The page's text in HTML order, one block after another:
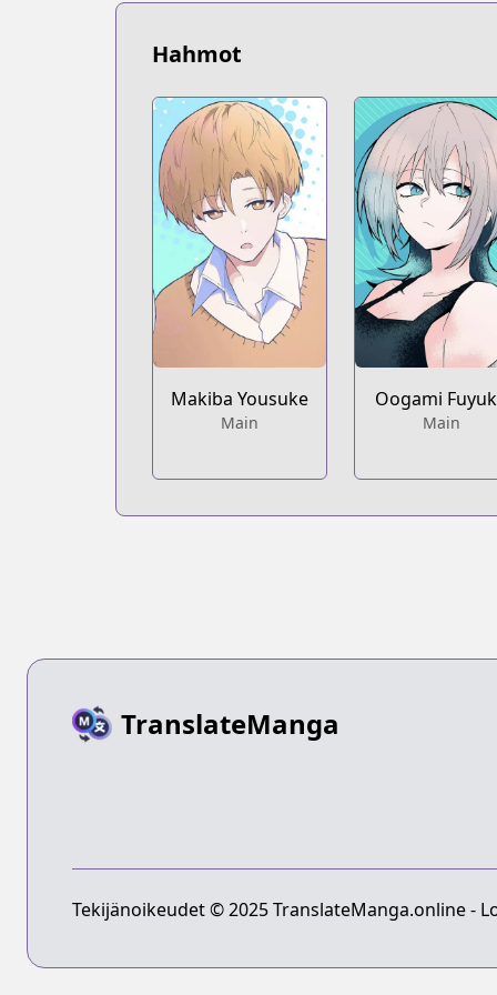
https://bookwalker.jp/series/434556/
YouTube
Nico Nico Seiga
Nico Nico Seiga
https://seiga.nicovideo.jp/comic/63483
Ganma!
Ganma!
https://ganma.jp/wolfchan
Hahmot
Makiba Yousuke
Main
Oogami
Main
TranslateManga
Tekijänoikeudet © 2025 TranslateManga.online -